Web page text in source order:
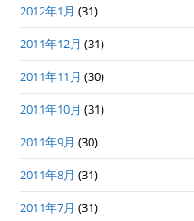
2012年1月 (31)
2011年12月 (31)
2011年11月 (30)
2011年10月 (31)
2011年9月 (30)
2011年8月 (31)
2011年7月 (31)